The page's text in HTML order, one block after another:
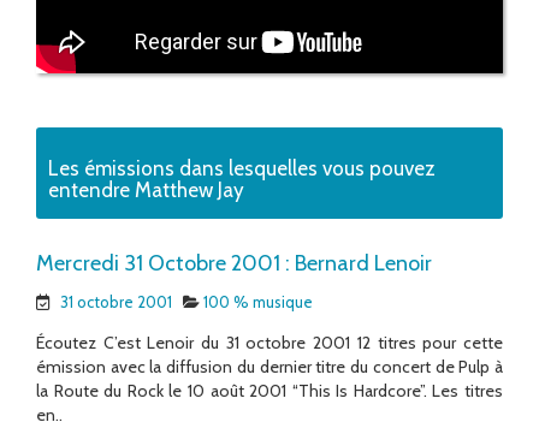
Les émissions dans lesquelles vous pouvez
entendre Matthew Jay
Mercredi 31 Octobre 2001 : Bernard Lenoir
31 octobre 2001 100 % musique
Écoutez C’est Lenoir du 31 octobre 2001 12 titres pour cette
émission avec la diffusion du dernier titre du concert de Pulp à
la Route du Rock le 10 août 2001 “This Is Hardcore”. Les titres
en..